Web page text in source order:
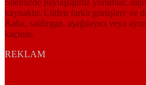
Sitemizde paylaştığınız yorumlar,
kaynaktır. Lütfen farklı görüşlere ve
Kaba, saldırgan, aşağılayıcı veya
kaçının.
REKLAM